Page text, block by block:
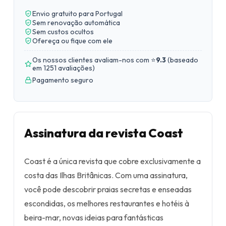
Envio gratuito para Portugal
Sem renovação automática
Sem custos ocultos
Ofereça ou fique com ele
Os nossos clientes avaliam-nos com ⭐9.3(baseado
em 1251 avaliações)
Pagamento seguro
Assinatura da revista Coast
Coast é a única revista que cobre exclusivamente a
costa das Ilhas Britânicas. Com uma assinatura,
você pode descobrir praias secretas e enseadas
escondidas, os melhores restaurantes e hotéis à
beira-mar, novas ideias para fantásticas